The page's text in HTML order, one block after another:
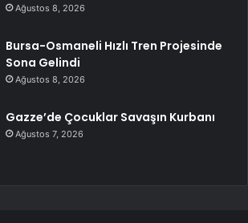
Ağustos 8, 2026
Bursa-Osmaneli Hızlı Tren Projesinde
Sona Gelindi
Ağustos 8, 2026
Gazze’de Çocuklar Savaşın Kurbanı
Ağustos 7, 2026